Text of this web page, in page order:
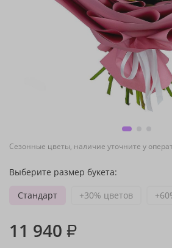
Сезонные цветы, наличие уточните у
Выберите размер букета:
Стандарт
+30% цветов
11 940 ₽